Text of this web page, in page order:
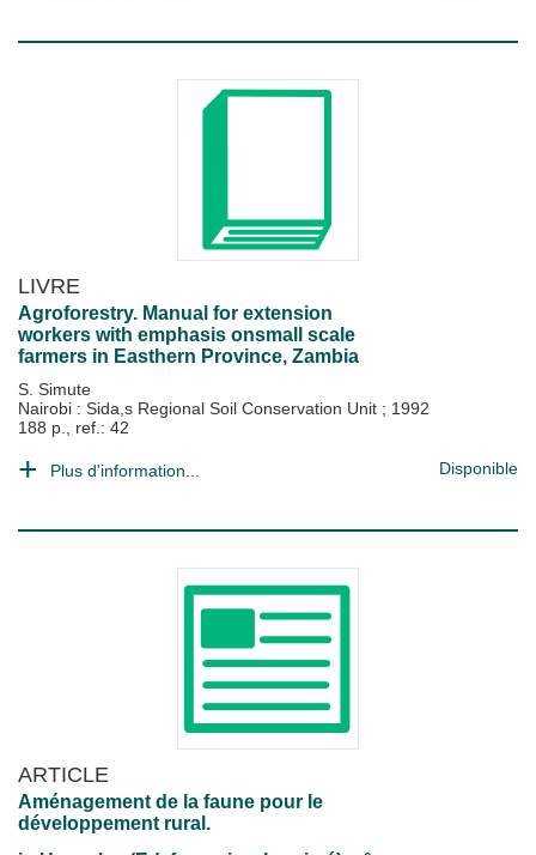
LIVRE
Agroforestry. Manual for extension
workers with emphasis onsmall scale
farmers in Easthern Province, Zambia
S. Simute
Nairobi : Sida,s Regional Soil Conservation Unit ; 1992
188 p., ref.: 42
Plus d'information... Disponible
ARTICLE
Aménagement de la faune pour le
développement rural.